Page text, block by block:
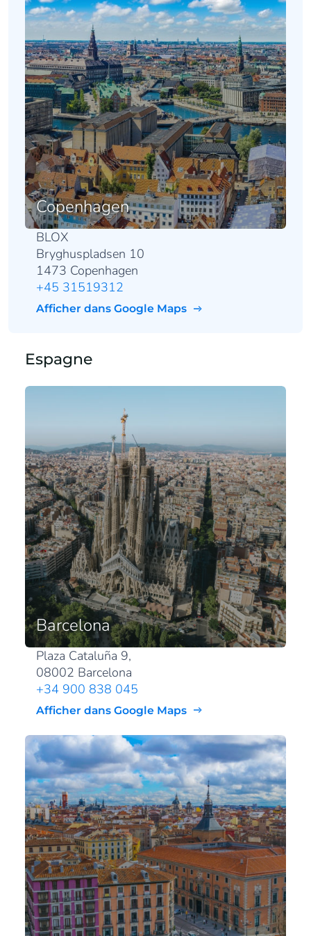
Copenhagen
BLOX
Bryghuspladsen 10
1473 Copenhagen
+45 31519312
Afficher dans Google Maps
Espagne
Barcelona
Plaza Cataluña 9,
08002 Barcelona
+34 900 838 045
Afficher dans Google Maps